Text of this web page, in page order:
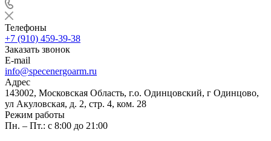
Телефоны
+7 (910) 459-39-38
Заказать звонок
E-mail
info@specenergoarm.ru
Адрес
143002, Московская Область, г.о. Одинцовский, г Одинцово,
ул Акуловская, д. 2, стр. 4, ком. 28
Режим работы
Пн. – Пт.: с 8:00 до 21:00